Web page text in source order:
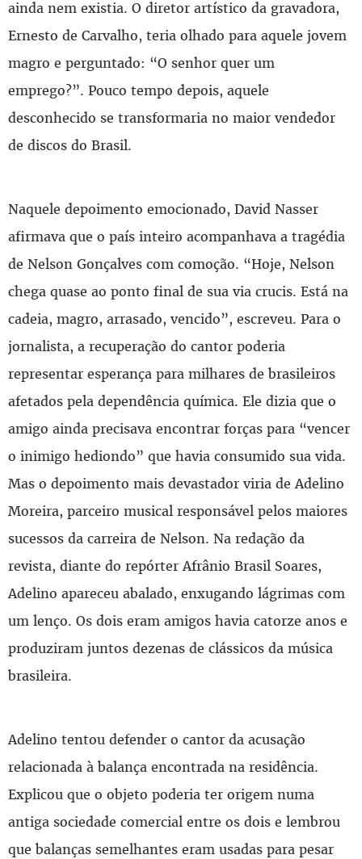
ainda nem existia. O diretor artístico da gravadora,
Ernesto de Carvalho, teria olhado para aquele jovem
magro e perguntado: “O senhor quer um
emprego?”. Pouco tempo depois, aquele
desconhecido se transformaria no maior vendedor
de discos do Brasil.
Naquele depoimento emocionado, David Nasser
afirmava que o país inteiro acompanhava a tragédia
de Nelson Gonçalves com comoção. “Hoje, Nelson
chega quase ao ponto final de sua via crucis. Está na
cadeia, magro, arrasado, vencido”, escreveu. Para o
jornalista, a recuperação do cantor poderia
representar esperança para milhares de brasileiros
afetados pela dependência química. Ele dizia que o
amigo ainda precisava encontrar forças para “vencer
o inimigo hediondo” que havia consumido sua vida.
Mas o depoimento mais devastador viria de Adelino
Moreira, parceiro musical responsável pelos maiores
sucessos da carreira de Nelson. Na redação da
revista, diante do repórter Afrânio Brasil Soares,
Adelino apareceu abalado, enxugando lágrimas com
um lenço. Os dois eram amigos havia catorze anos e
produziram juntos dezenas de clássicos da música
brasileira.
Adelino tentou defender o cantor da acusação
relacionada à balança encontrada na residência.
Explicou que o objeto poderia ter origem numa
antiga sociedade comercial entre os dois e lembrou
que balanças semelhantes eram usadas para pesar